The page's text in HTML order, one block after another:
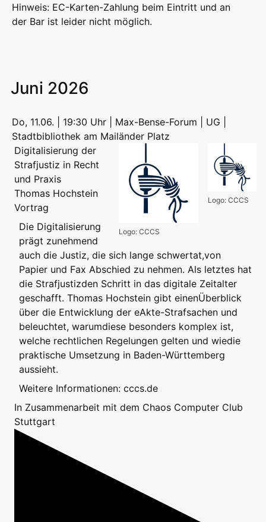
Hinweis: EC-Karten-Zahlung beim Eintritt und an
der Bar ist leider nicht möglich.
Juni 2026
Do, 11.06. | 19:30 Uhr | Max-Bense-Forum | UG |
Stadtbibliothek am Mailänder Platz
Logo: CCCS
Logo: CCCS
Digitalisierung der
Strafjustiz in Recht
und Praxis
Thomas Hochstein
Vortrag
Die Digitalisierung
prägt zunehmend
auch die Justiz, die sich lange schwertat,von
Papier und Fax Abschied zu nehmen. Als letztes hat
die Strafjustizden Schritt in das digitale Zeitalter
geschafft. Thomas Hochstein gibt einenÜberblick
über die Entwicklung der eAkte-Strafsachen und
beleuchtet, warumdiese besonders komplex ist,
welche rechtlichen Regelungen gelten und wiedie
praktische Umsetzung in Baden-Württemberg
aussieht.
Weitere Informationen: cccs.de
In Zusammenarbeit mit dem Chaos Computer Club
Stuttgart